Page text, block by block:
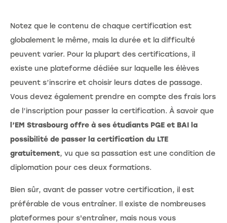
Notez que le contenu de chaque certification est
globalement le même, mais la durée et la difficulté
peuvent varier. Pour la plupart des certifications, il
existe une plateforme dédiée sur laquelle les élèves
peuvent s’inscrire et choisir leurs dates de passage.
Vous devez également prendre en compte des frais lors
de l’inscription pour passer la certification. À savoir que
l’EM Strasbourg offre à ses étudiants PGE et BAI la
possibilité de passer la certification du LTE
gratuitement, vu que sa passation est une condition de
diplomation pour ces deux formations.
Bien sûr, avant de passer votre certification, il est
préférable de vous entraîner. Il existe de nombreuses
plateformes pour s'entraîner, mais nous vous